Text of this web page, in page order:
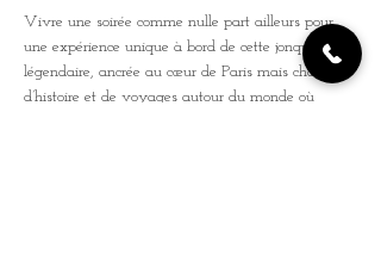
Vivre une soirée comme nulle part ailleurs pour
une expérience unique à bord de cette jonque
légendaire, ancrée au cœur de Paris mais chargée
d’histoire et de voyages autour du monde où